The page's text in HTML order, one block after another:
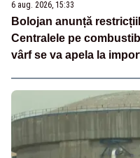
6 aug. 2026, 15:33
Bolojan anunță
Centralele pe
vârf se va apela la